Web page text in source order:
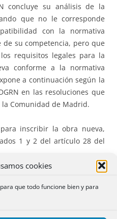
cookies
que todo funcione bien y para
concluye su análisis de la
que no le corresponde
con la normativa
de su competencia, pero que
requisitos legales para la
conforme a la normativa
a continuación según la
en las resoluciones que
Comunidad de Madrid.
inscribir la obra nueva,
1 y 2 del artículo 28 del
para su testimonio, la
aprobación o autorización